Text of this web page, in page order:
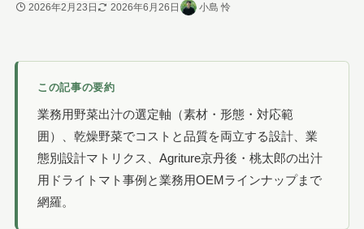
2026年2月23日 2026年6月26日 小島 怜
この記事の要約
業務用野菜出汁の選定軸（素材・形態・対応範
囲）、乾燥野菜でコストと品質を両立する設計、業
態別設計マトリクス、Agriture京丹後・桃太郎の出汁
用ドライトマト事例と業務用OEMラインナップまで
網羅。